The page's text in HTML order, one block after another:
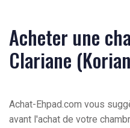
Acheter une
Clariane
Achat-Ehpad.com vous
avant l'achat de votre